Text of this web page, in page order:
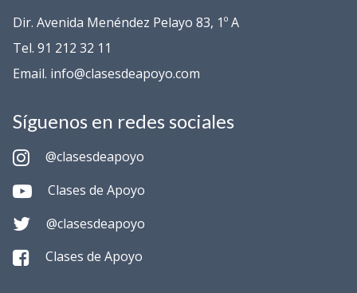
Dir. Avenida Menéndez Pelayo 83, 1º A
Tel. 91 212 32 11
Email. info@clasesdeapoyo.com
Síguenos en redes sociales
@clasesdeapoyo
Clases de Apoyo
@clasesdeapoyo
Clases de Apoyo